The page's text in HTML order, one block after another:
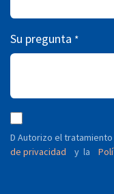
Su pregunta *
D Autorizo ​​el
de privacidad
y la